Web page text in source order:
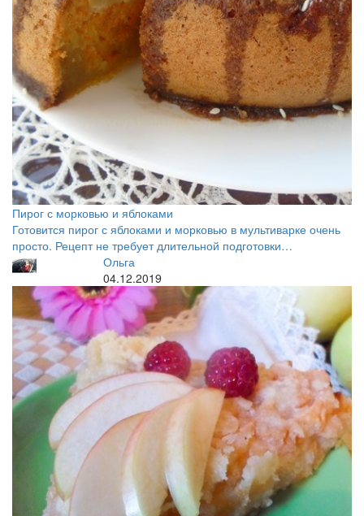
Пирог с морковью и яблоками
Готовится пирог с яблоками и морковью в мультиварке очень
просто. Рецепт не требует длительной подготовки…
Ольга
04.12.2019